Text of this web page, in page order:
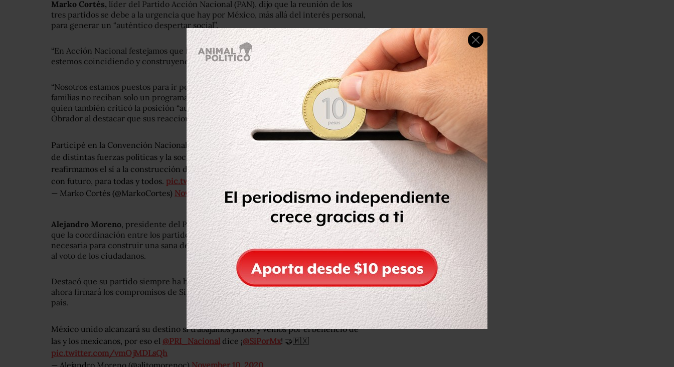
Marko Cortés, líder del Partido Acción Nacional (PAN), dijo que la reunión de los
tres partidos se debe a la urgencia que hay por México, más allá del interés personal,
para generar un “auténtico despertar social”.
“En Acción Nacional festejamos que hoy sociedad civil, que ciudadanos apolíticos
estemos coincidiendo y construyendo a favor de una agenda común”.
“Nosotros estamos puestos para ir por un cambio positivo y hacia el futuro, que las
familias no reciban solo un programa social, sino un trabajo digno”, señaló Cortés,
quien también criticó la posición “autócrata” del presidente Andrés Manuel López
Obrador al destacar que sus reacciones son las de un gobierno autoritario.
Participé en la Convención Nacional Ciudadana de@SiPorMxcon representantes
de distintas fuerzas políticas y la sociedad civil de nuestro país. En @AccionNacional
reafirmamos el sí a la construcción de una agenda ciudadana para un mejor México,
con futuro, para todas y todos. pic.twitter.com/JLCI9SaR3Q
— Marko Cortés (@MarkoCortes) November 10, 2020
Alejandro Moreno, presidente del Partido Revolucionario Institucional (PRI), indicó
que la coordinación entre los partidos políticos y sociedad civil es una condición
necesaria para construir una sana democracia, con competencia, equidad y respeto
al voto de los ciudadanos.
Destacó que su partido siempre ha hecho alianzas con la sociedad civil, por lo que
ahora firmará los compromisos de Sí por México para revertir lo que está mal en el
país.
México unido alcanzará su destino si trabajamos juntos y vemos por el beneficio de
las y los mexicanos, por eso el @PRI_Nacional dice ¡@SiPorMx! 🤝🇲🇽
pic.twitter.com/vmOjMDLsQh